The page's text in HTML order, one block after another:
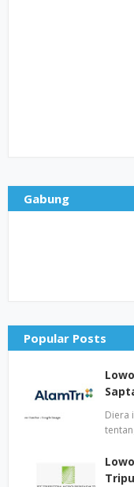
Gabung
Popular Posts
Diera